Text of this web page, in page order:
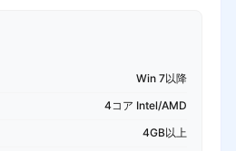
Win 7以降
4コア Intel/AMD
4GB以上